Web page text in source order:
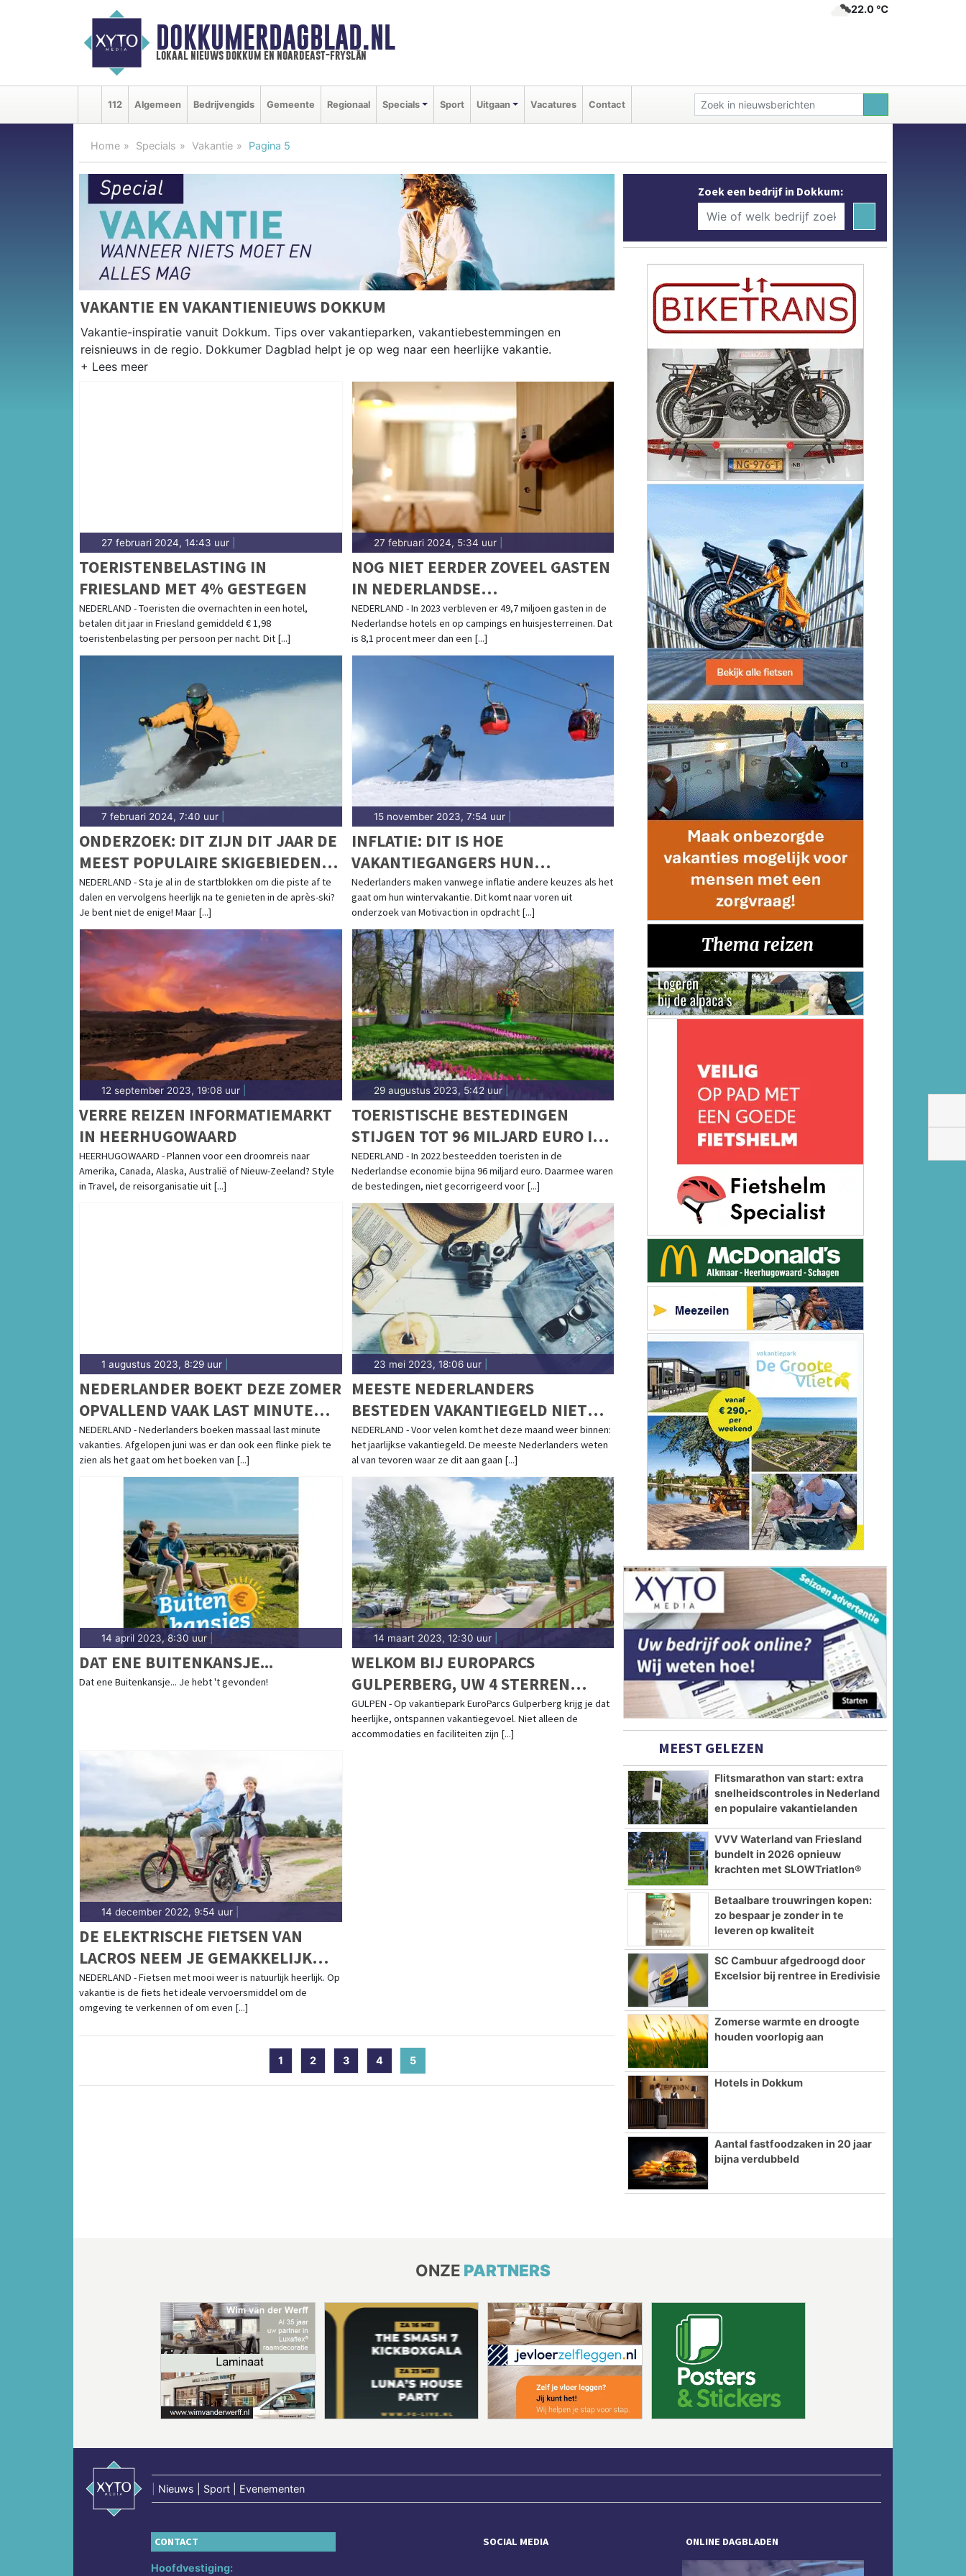
DOKKUMERDAGBLAD.NL
lokaal nieuws dokkum en noardeast-fryslân
22.0 ℃
112 Algemeen Bedrijvengids Gemeente Regionaal Specials Sport Uitgaan Vacatures Contact
Home Specials Vakantie Pagina 5
VAKANTIE EN VAKANTIENIEUWS DOKKUM
Vakantie-inspiratie vanuit Dokkum. Tips over vakantieparken, vakantiebestemmingen en
reisnieuws in de regio. Dokkumer Dagblad helpt je op weg naar een heerlijke vakantie.
27 februari 2024, 14:43 uur
TOERISTENBELASTING IN
FRIESLAND MET 4% GESTEGEN
NEDERLAND - Toeristen die overnachten in een hotel,
betalen dit jaar in Friesland gemiddeld € 1,98
toeristenbelasting per persoon per nacht. Dit [...]
27 februari 2024, 5:34 uur|
NOG NIET EERDER ZOVEEL GASTEN
IN NEDERLANDSE
LOGIESACCOMMODATIES
NEDERLAND - In 2023 verbleven er 49,7 miljoen gasten in de
Nederlandse hotels en op campings en huisjesterreinen. Dat
is 8,1 procent meer dan een [...]
7 februari 2024, 7:40 uur
ONDERZOEK: DIT ZIJN DIT JAAR DE
MEEST POPULAIRE SKIGEBIEDEN
BIJ NEDERLANDERS
NEDERLAND - Sta je al in de startblokken om die piste af te
dalen en vervolgens heerlijk na te genieten in de après-ski?
Je bent niet de enige! Maar [...]
15 november 2023, 7:54 uur|
INFLATIE: DIT IS HOE
VAKANTIEGANGERS HUN
WINTERVAKANTIE HEROVERWEGEN
Nederlanders maken vanwege inflatie andere keuzes als het
gaat om hun wintervakantie. Dit komt naar voren uit
onderzoek van Motivaction in opdracht [...]
12 september 2023, 19:08 uur
VERRE REIZEN INFORMATIEMARKT
IN HEERHUGOWAARD
HEERHUGOWAARD - Plannen voor een droomreis naar
Amerika, Canada, Alaska, Australië of Nieuw-Zeeland? Style
in Travel, de reisorganisatie uit [...]
29 augustus 2023, 5:42 uur|
TOERISTISCHE BESTEDINGEN
STIJGEN TOT 96 MILJARD EURO IN
2022
NEDERLAND - In 2022 besteedden toeristen in de
Nederlandse economie bijna 96 miljard euro. Daarmee waren
de bestedingen, niet gecorrigeerd voor [...]
1 augustus 2023, 8:29 uur
NEDERLANDER BOEKT DEZE ZOMER
OPVALLEND VAAK LAST MINUTE
VAKANTIE
NEDERLAND - Nederlanders boeken massaal last minute
vakanties. Afgelopen juni was er dan ook een flinke piek te
zien als het gaat om het boeken van [...]
23 mei 2023, 18:06 uur|
MEESTE NEDERLANDERS
BESTEDEN VAKANTIEGELD NIET
AAN VAKANTIE
NEDERLAND - Voor velen komt het deze maand weer binnen:
het jaarlijkse vakantiegeld. De meeste Nederlanders weten
al van tevoren waar ze dit aan gaan [...]
14 april 2023, 8:30 uur
DAT ENE BUITENKANSJE...
Dat ene Buitenkansje... Je hebt 't gevonden!
14 maart 2023, 12:30 uur|
WELKOM BIJ EUROPARCS
GULPERBERG, UW 4 STERREN
VAKANTIEPARK IN HET LIMBURGSE
HEUVELLAND
GULPEN - Op vakantiepark EuroParcs Gulperberg krijg je dat
heerlijke, ontspannen vakantiegevoel. Niet alleen de
accommodaties en faciliteiten zijn [...]
14 december 2022, 9:54 uur
DE ELEKTRISCHE FIETSEN VAN
LACROS NEEM JE GEMAKKELIJK
MEE OP REIS
NEDERLAND - Fietsen met mooi weer is natuurlijk heerlijk. Op
vakantie is de fiets het ideale vervoersmiddel om de
omgeving te verkennen of om even [...]
1 2 3 4 5(current)
Zoek een bedrijf in Dokkum:
MEEST GELEZEN
Flitsmarathon van start: extra
snelheidscontroles in Nederland
en populaire vakantielanden
VVV Waterland van Friesland
bundelt in 2026 opnieuw
krachten met SLOWTriatlon®
Betaalbare trouwringen kopen:
zo bespaar je zonder in te
leveren op kwaliteit
SC Cambuur afgedroogd door
Excelsior bij rentree in Eredivisie
Zomerse warmte en droogte
houden voorlopig aan
Hotels in Dokkum
Aantal fastfoodzaken in 20 jaar
bijna verdubbeld
ONZE PARTNERS
Nieuws | Sport | Evenementen
CONTACT
Hoofdvestiging:
SOCIAL MEDIA ONLINE DAGBLADEN